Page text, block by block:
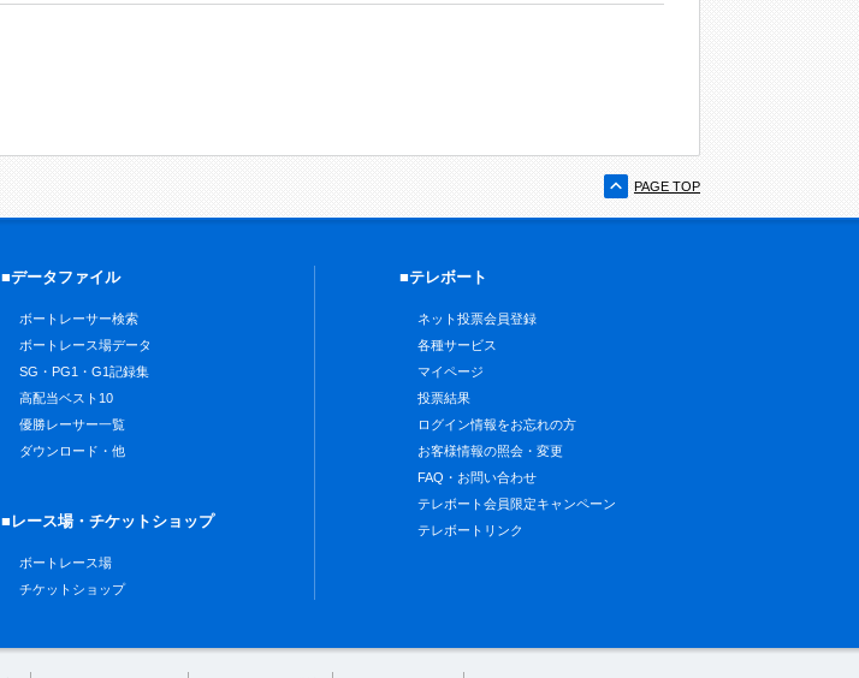
PAGE TOP
■データファイル
ボートレーサー検索
ボートレース場データ
SG・PG1・G1記録集
高配当ベスト10
優勝レーサー一覧
ダウンロード・他
■レース場・チケットショップ
ボートレース場
チケットショップ
■テレボート
ネット投票会員登録
各種サービス
マイページ
投票結果
ログイン情報をお忘れの方
お客様情報の照会・変更
FAQ・お問い合わせ
テレボート会員限定キャンペーン
テレボートリンク